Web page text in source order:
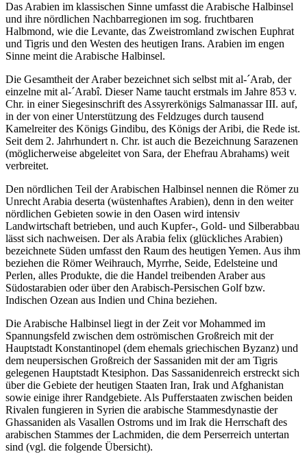
Das Arabien im klassischen Sinne umfasst die Arabische Halbinsel
und ihre nördlichen Nachbarregionen im sog. fruchtbaren
Halbmond, wie die Levante, das Zweistromland zwischen Euphrat
und Tigris und den Westen des heutigen Irans. Arabien im engen
Sinne meint die Arabische Halbinsel.
Die Gesamtheit der Araber bezeichnet sich selbst mit al-´Arab, der
einzelne mit al-´Arabî. Dieser Name taucht erstmals im Jahre 853 v.
Chr. in einer Siegesinschrift des Assyrerkönigs Salmanassar III. auf,
in der von einer Unterstützung des Feldzuges durch tausend
Kamelreiter des Königs Gindibu, des Königs der Aribi, die Rede ist.
Seit dem 2. Jahrhundert n. Chr. ist auch die Bezeichnung Sarazenen
(möglicherweise abgeleitet von Sara, der Ehefrau Abrahams) weit
verbreitet.
Den nördlichen Teil der Arabischen Halbinsel nennen die Römer zu
Unrecht Arabia deserta (wüstenhaftes Arabien), denn in den weiter
nördlichen Gebieten sowie in den Oasen wird intensiv
Landwirtschaft betrieben, und auch Kupfer-, Gold- und Silberabbau
lässt sich nachweisen. Der als Arabia felix (glückliches Arabien)
bezeichnete Süden umfasst den Raum des heutigen Yemen. Aus ihm
beziehen die Römer Weihrauch, Myrrhe, Seide, Edelsteine und
Perlen, alles Produkte, die die Handel treibenden Araber aus
Südostarabien oder über den Arabisch-Persischen Golf bzw.
Indischen Ozean aus Indien und China beziehen.
Die Arabische Halbinsel liegt in der Zeit vor Mohammed im
Spannungsfeld zwischen dem oströmischen Großreich mit der
Hauptstadt Konstantinopel (dem ehemals griechischen Byzanz) und
dem neupersischen Großreich der Sassaniden mit der am Tigris
gelegenen Hauptstadt Ktesiphon. Das Sassanidenreich erstreckt sich
über die Gebiete der heutigen Staaten Iran, Irak und Afghanistan
sowie einige ihrer Randgebiete. Als Pufferstaaten zwischen beiden
Rivalen fungieren in Syrien die arabische Stammesdynastie der
Ghassaniden als Vasallen Ostroms und im Irak die Herrschaft des
arabischen Stammes der Lachmiden, die dem Perserreich untertan
sind (vgl. die folgende Übersicht).